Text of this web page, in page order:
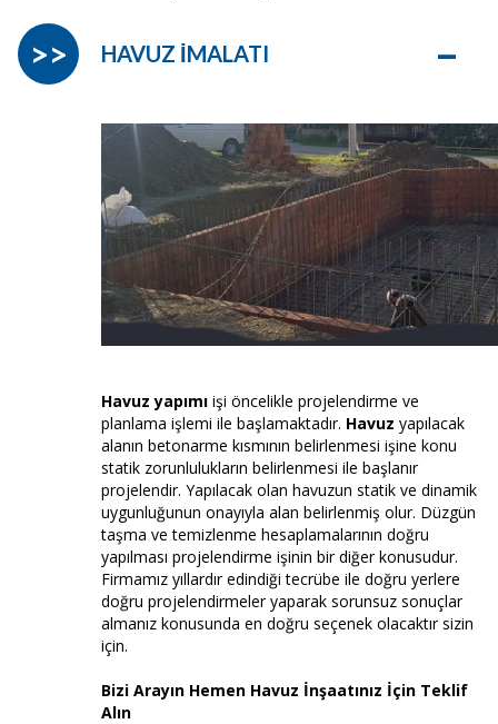
HAVUZ İMALATI –
>>
Havuz yapımı işi öncelikle projelendirme ve
planlama işlemi ile başlamaktadır. Havuz yapılacak
alanın betonarme kısmının belirlenmesi işine konu
statik zorunlulukların belirlenmesi ile başlanır
projelendir. Yapılacak olan havuzun statik ve dinamik
uygunluğunun onayıyla alan belirlenmiş olur. Düzgün
taşma ve temizlenme hesaplamalarının doğru
yapılması projelendirme işinin bir diğer konusudur.
Firmamız yıllardır edindiği tecrübe ile doğru yerlere
doğru projelendirmeler yaparak sorunsuz sonuçlar
almanız konusunda en doğru seçenek olacaktır sizin
için.
Bizi Arayın Hemen Havuz İnşaatınız İçin Teklif
Alın